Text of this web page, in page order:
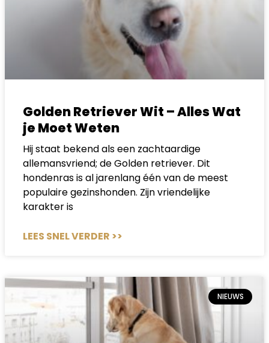
Golden Retriever Wit – Alles Wat
je Moet Weten
Hij staat bekend als een zachtaardige
allemansvriend; de Golden retriever. Dit
hondenras is al jarenlang één van de meest
populaire gezinshonden. Zijn vriendelijke
karakter is
LEES SNEL VERDER >>
NIEUWS